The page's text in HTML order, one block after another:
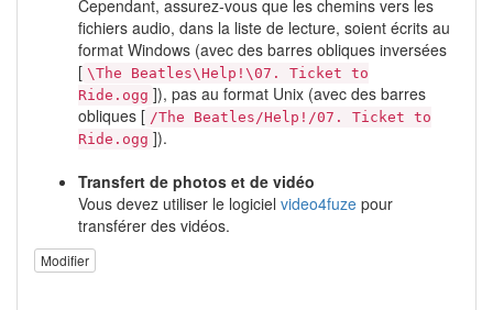
Cependant, assurez-vous que les chemins vers les
fichiers audio, dans la liste de lecture, soient écrits au
format Windows (avec des barres obliques inversées
[ \The Beatles\Help!\07. Ticket to
Ride.ogg ]), pas au format Unix (avec des barres
obliques [ /The Beatles/Help!/07. Ticket to
Ride.ogg ]).
Transfert de photos et de vidéo
Vous devez utiliser le logiciel video4fuze pour
transférer des vidéos.
Modifier